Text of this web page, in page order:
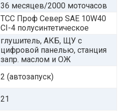
36 месяцев/2000 моточасов
ТСС Проф Север SAE 10W40
CI-4 полусинтетическое
глушитель, АКБ, ЩУ с
цифровой панелью, станция
запр. маслом и ОЖ
2 (автозапуск)
21